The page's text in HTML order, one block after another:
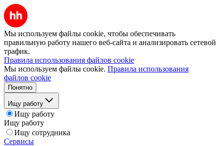
Мы используем файлы cookie, чтобы обеспечивать
правильную работу нашего веб-сайта и анализировать сетевой
трафик.
Правила использования файлов cookie
Мы используем файлы cookie. Правила использования
файлов cookie
Понятно
Ищу работу
Ищу работу
Ищу работу
Ищу сотрудника
Сервисы